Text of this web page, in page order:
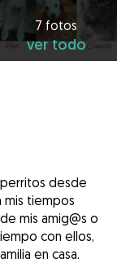
7 fotos
ver todo
perritos desde
mis tiempos
mis amig@s o
con ellos,
en casa.